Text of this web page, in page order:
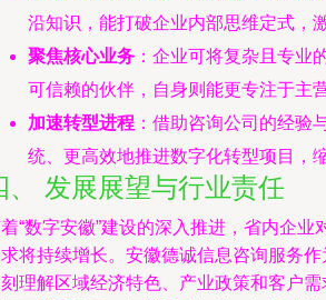
沿知识，能打破企业内部思维定式，
聚焦核心业务 ：企业可将复杂且专业
可信赖的伙伴，自身则能更专注于主
加速转型进程 ：借助咨询公司的经验
统、更高效地推进数字化转型项目，
、 发展展望与行业责任
“数字安徽”建设的深入推进，省内企业
将持续增长。安徽德诚信息咨询服务
理解区域经济特色、产业政策和客户